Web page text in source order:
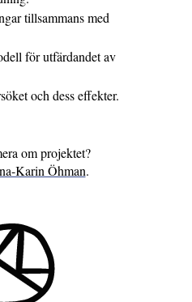
tillsammans med
för utfärdandet av
och dess effekter.
om projektet?
Karin Öhman.